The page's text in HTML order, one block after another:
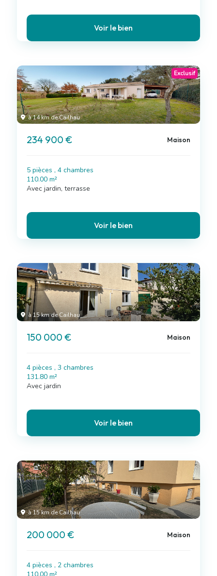
Voir le bien
à 14 km de Cailhau
Exclusif
234 900 € Maison
5 pièces , 4 chambres
110.00 m²
Avec jardin, terrasse
Voir le bien
à 15 km de Cailhau
150 000 € Maison
4 pièces , 3 chambres
131.80 m²
Avec jardin
Voir le bien
à 15 km de Cailhau
200 000 € Maison
4 pièces , 2 chambres